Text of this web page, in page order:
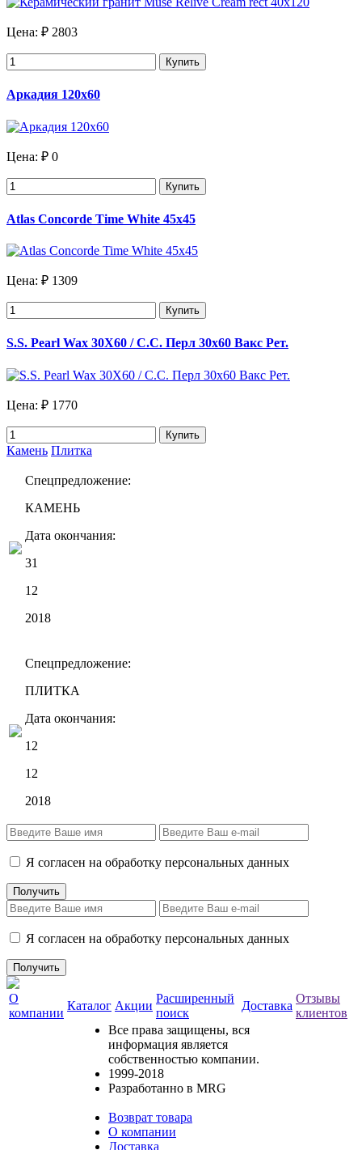
Цена: ₽ 2803
Купить
Аркадия 120х60
Цена: ₽ 0
Купить
Atlas Concorde Time White 45x45
Цена: ₽ 1309
Купить
S.S. Pearl Wax 30X60 / С.С. Перл 30х60 Вакс Рет.
Цена: ₽ 1770
Купить
Камень Плитка
Спецпредложение:
КАМЕНЬ
Дата окончания:
31
12
2018
Спецпредложение:
ПЛИТКА
Дата окончания:
12
12
2018
Я согласен на обработку персональных данных
Я согласен на обработку персональных данных
О
компании
Каталог Акции
Расширенный
поиск
Доставка
Отзывы
клиентов
Все права защищены, вся
информация является
собственностью компании.
1999-2018
Разработанно в MRG
Возврат товара
О компании
Доставка